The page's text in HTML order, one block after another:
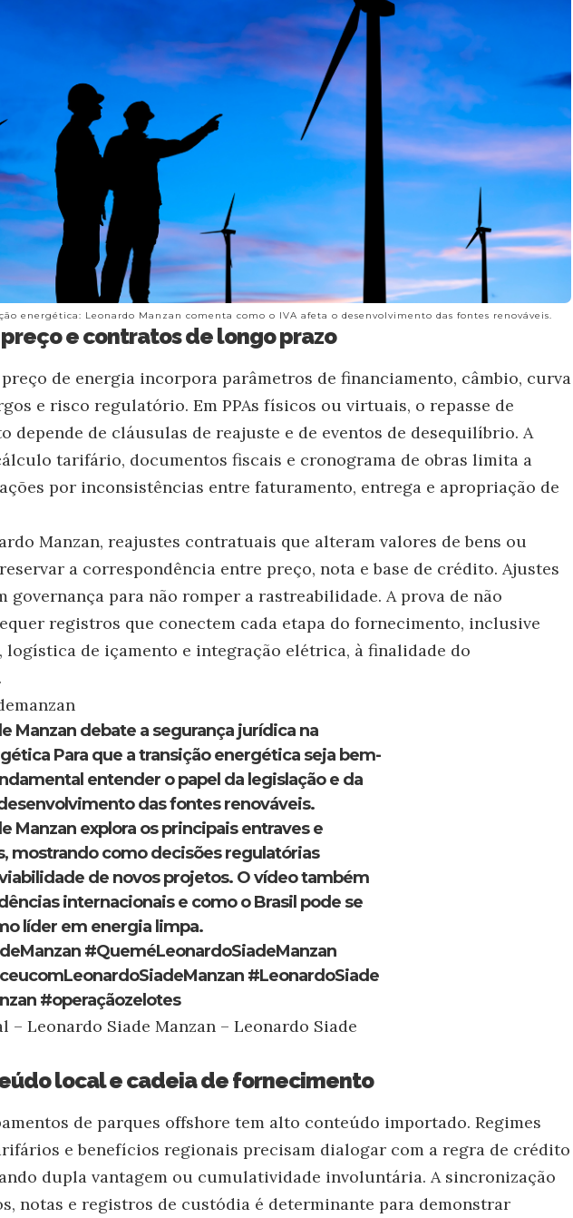
energética: Leonardo Manzan comenta como o IVA afeta o desenvolvimento das fontes renováveis.
e contratos de longo prazo
de energia incorpora parâmetros de financiamento, câmbio, curva
e risco regulatório. Em PPAs físicos ou virtuais, o repasse de
depende de cláusulas de reajuste e de eventos de desequilíbrio. A
tarifário, documentos fiscais e cronograma de obras limita a
por inconsistências entre faturamento, entrega e apropriação de
Manzan, reajustes contratuais que alteram valores de bens ou
a correspondência entre preço, nota e base de crédito. Ajustes
governança para não romper a rastreabilidade. A prova de não
registros que conectem cada etapa do fornecimento, inclusive
logística de içamento e integração elétrica, à finalidade do
Manzan debate a segurança jurídica na
Para que a transição energética seja bem-
entender o papel da legislação e da
das fontes renováveis.
Manzan explora os principais entraves e
mostrando como decisões regulatórias
de novos projetos. O vídeo também
internacionais e como o Brasil pode se
líder em energia limpa.
#QueméLeonardoSiadeManzan
#LeonardoSiade
#operaçãozelotes
Leonardo Siade Manzan – Leonardo Siade
local e cadeia de fornecimento
de parques offshore tem alto conteúdo importado. Regimes
e benefícios regionais precisam dialogar com a regra de crédito
dupla vantagem ou cumulatividade involuntária. A sincronização
notas e registros de custódia é determinante para demonstrar